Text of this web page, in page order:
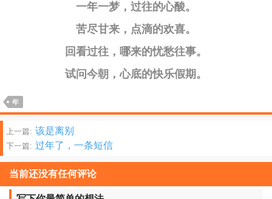
一年一梦，过往的心酸。
苦尽甘来，点滴的欢喜。
回看过往，哪来的忧愁往事。
试问今朝，心底的快乐假期。
年
文
章
分
上一篇: 该是离别
下一篇: 过年了，一条短信
当前还没有任何评论